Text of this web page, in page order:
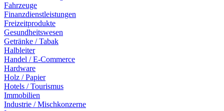
Fahrzeuge
Finanzdienstleistungen
Freizeitprodukte
Gesundheitswesen
Getränke / Tabak
Halbleiter
Handel / E-Commerce
Hardware
Holz / Papier
Hotels / Tourismus
Immobilien
Industrie / Mischkonzerne